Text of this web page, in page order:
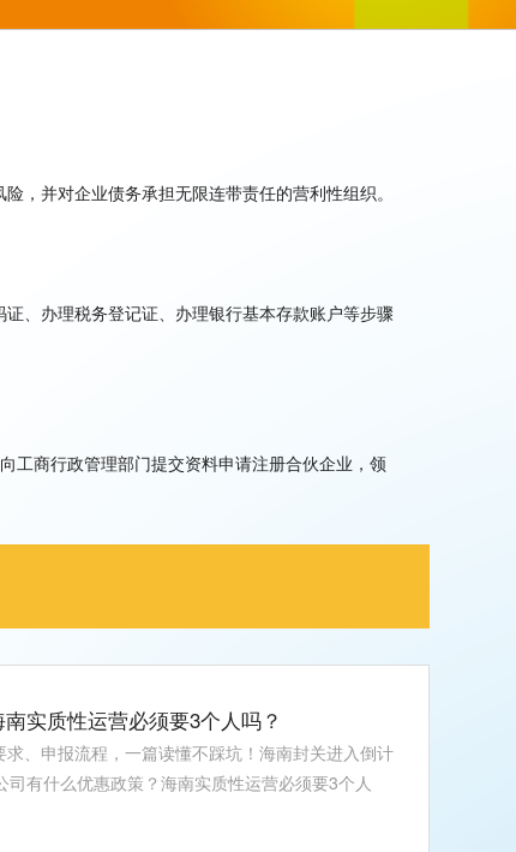
，并对企业债务承担无限连带责任的营利性组织。
、办理税务登记证、办理银行基本存款账户等步骤
工商行政管理部门提交资料申请注册合伙企业，领
实质性运营必须要3个人吗？
、申报流程，一篇读懂不踩坑！海南封关进入倒计
有什么优惠政策？海南实质性运营必须要3个人